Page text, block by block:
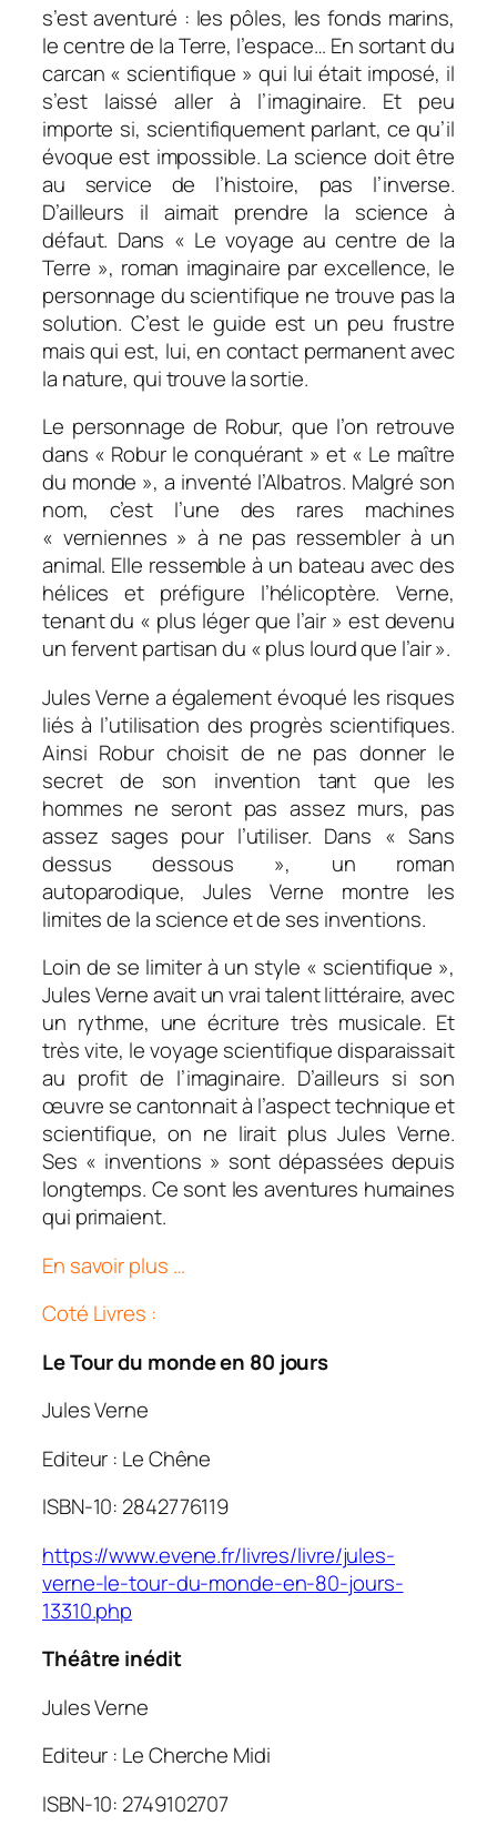
s’est aventuré : les pôles, les fonds marins,
le centre de la Terre, l’espace… En sortant du
carcan « scientifique » qui lui était imposé, il
s’est laissé aller à l’imaginaire. Et peu
importe si, scientifiquement parlant, ce qu’il
évoque est impossible. La science doit être
au service de l’histoire, pas l’inverse.
D’ailleurs il aimait prendre la science à
défaut. Dans « Le voyage au centre de la
Terre », roman imaginaire par excellence, le
personnage du scientifique ne trouve pas la
solution. C’est le guide est un peu frustre
mais qui est, lui, en contact permanent avec
la nature, qui trouve la sortie.
Le personnage de Robur, que l’on retrouve
dans « Robur le conquérant » et « Le maître
du monde », a inventé l’Albatros. Malgré son
nom, c’est l’une des rares machines
« verniennes » à ne pas ressembler à un
animal. Elle ressemble à un bateau avec des
hélices et préfigure l’hélicoptère. Verne,
tenant du « plus léger que l’air » est devenu
un fervent partisan du « plus lourd que l’air ».
Jules Verne a également évoqué les risques
liés à l’utilisation des progrès scientifiques.
Ainsi Robur choisit de ne pas donner le
secret de son invention tant que les
hommes ne seront pas assez murs, pas
assez sages pour l’utiliser. Dans « Sans
dessus dessous », un roman
autoparodique, Jules Verne montre les
limites de la science et de ses inventions.
Loin de se limiter à un style « scientifique »,
Jules Verne avait un vrai talent littéraire, avec
un rythme, une écriture très musicale. Et
très vite, le voyage scientifique disparaissait
au profit de l’imaginaire. D’ailleurs si son
œuvre se cantonnait à l’aspect technique et
scientifique, on ne lirait plus Jules Verne.
Ses « inventions » sont dépassées depuis
longtemps. Ce sont les aventures humaines
qui primaient.
En savoir plus …
Coté Livres :
Le Tour du monde en 80 jours
Jules Verne
Editeur : Le Chêne
ISBN-10: 2842776119
https://www.evene.fr/livres/livre/jules-
verne-le-tour-du-monde-en-80-jours-
13310.php
Théâtre inédit
Jules Verne
Editeur : Le Cherche Midi
ISBN-10: 2749102707